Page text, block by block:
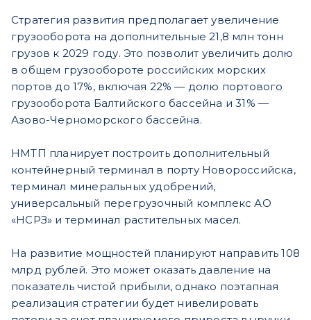
Стратегия развития предполагает увеличение
грузооборота на дополнительные 21,8 млн тонн
грузов к 2029 году. Это позволит увеличить долю
в общем грузообороте российских морских
портов до 17%, включая 22% — долю портового
грузооборота Балтийского бассейна и 31% —
Азово-Черноморского бассейна.
НМТП планирует построить дополнительный
контейнерный терминал в порту Новороссийска,
терминал минеральных удобрений,
универсальный перегрузочный комплекс АО
«НСРЗ» и терминал растительных масел.
На развитие мощностей планируют направить 108
млрд рублей. Это может оказать давление на
показатель чистой прибыли, однако поэтапная
реализация стратегии будет нивелировать